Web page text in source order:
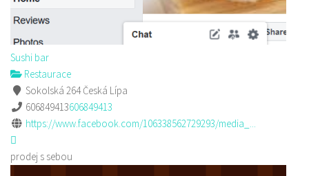
Sushi bar
Restaurace
Sokolská 264 Česká Lípa
606849413606849413
https://www.facebook.com/106338562729293/media_...
prodej s sebou